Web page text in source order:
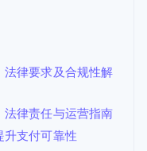
律要求及合规性解
律责任与运营指南
支付可靠性